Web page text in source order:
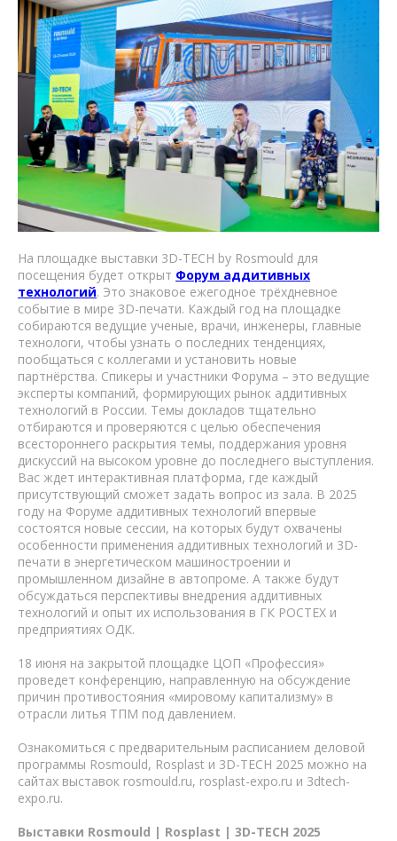
На площадке выставки 3D-TECH by Rosmould для
посещения будет открыт Форум аддитивных
технологий. Это знаковое ежегодное трёхдневное
событие в мире 3D-печати. Каждый год на площадке
собираются ведущие ученые, врачи, инженеры, главные
технологи, чтобы узнать о последних тенденциях,
пообщаться с коллегами и установить новые
партнёрства. Спикеры и участники Форума – это ведущие
эксперты компаний, формирующих рынок аддитивных
технологий в России. Темы докладов тщательно
отбираются и проверяются с целью обеспечения
всестороннего раскрытия темы, поддержания уровня
дискуссий на высоком уровне до последнего выступления.
Вас ждет интерактивная платформа, где каждый
присутствующий сможет задать вопрос из зала. В 2025
году на Форуме аддитивных технологий впервые
состоятся новые сессии, на которых будут охвачены
особенности применения аддитивных технологий и 3D-
печати в энергетическом машиностроении и
промышленном дизайне в автопроме. А также будут
обсуждаться перспективы внедрения аддитивных
технологий и опыт их использования в ГК РОСТЕХ и
предприятиях ОДК.
18 июня на закрытой площадке ЦОП «Профессия»
проведет конференцию, направленную на обсуждение
причин противостояния «мировому капитализму» в
отрасли литья ТПМ под давлением.
Ознакомиться с предварительным расписанием деловой
программы Rosmould, Rosplast и 3D-TECH 2025 можно на
сайтах выставок rosmould.ru, rosplast-expo.ru и 3dtech-
expo.ru.
Выставки Rosmould | Rosplast | 3D-TECH 2025